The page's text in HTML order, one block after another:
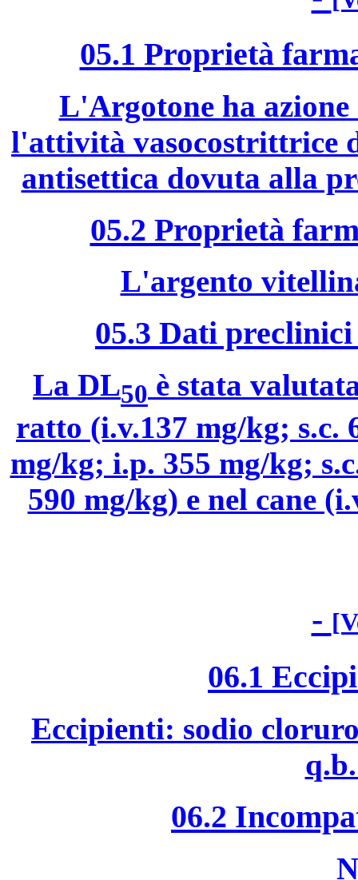
05.1 Proprietà
L'Argotone ha azione
l'attività vasocostrittrice
antisettica dovuta alla
05.2 Proprietà
L'argento
05.3 Dati
La DL50 è stata
ratto (i.v.137 mg/kg; s.c.
mg/kg; i.p. 355 mg/kg;
590 mg/kg) e nel cane
-
06.1
Eccipienti: sodio
06.2